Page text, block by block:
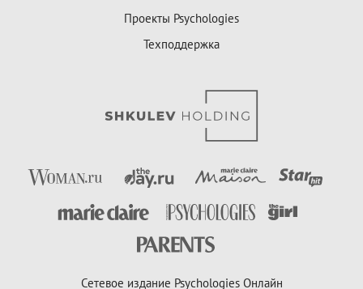
Проекты Psychologies
Техподдержка
Сетевое издание Psychologies Онлайн